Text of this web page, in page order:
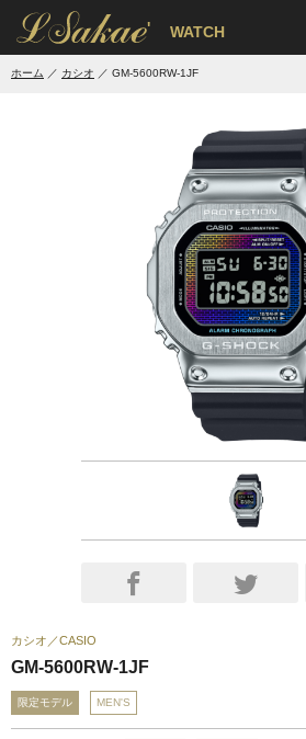
' WATCH
ホーム カシオ GM-5600RW-1JF
カシオ CASIO
GM-5600RW-1JF
限定モデル MEN'S